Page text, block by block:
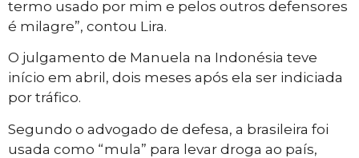
termo usado por mim e pelos outros defensores
é milagre”, contou Lira.
O julgamento de Manuela na Indonésia teve
início em abril, dois meses após ela ser indiciada
por tráfico.
Segundo o advogado de defesa, a brasileira foi
usada como “mula” para levar droga ao país,